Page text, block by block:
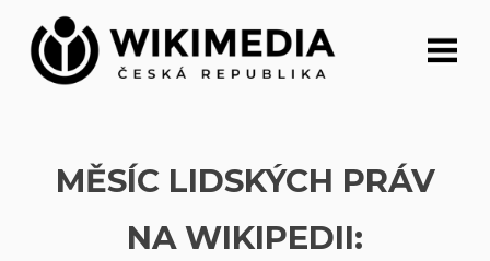
Přeskočit
obsah
MĚSÍC LIDSKÝCH PRÁV
NA WIKIPEDII: